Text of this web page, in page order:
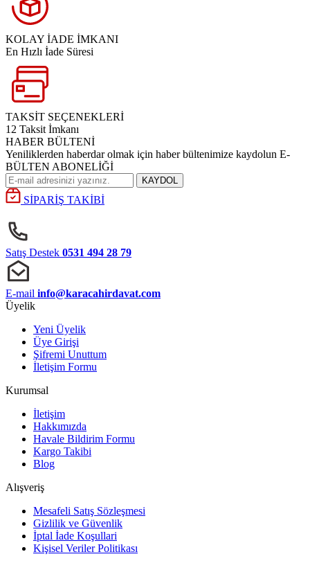
KOLAY İADE İMKANI
En Hızlı İade Süresi
TAKSİT SEÇENEKLERİ
12 Taksit İmkanı
HABER BÜLTENİ
Yeniliklerden haberdar olmak için haber bültenimize kaydolun E-
BÜLTEN ABONELİĞİ
KAYDOL
SİPARİŞ TAKİBİ
Satış Destek 0531 494 28 79
E-mail info@karacahirdavat.com
Üyelik
Yeni Üyelik
Üye Girişi
Şifremi Unuttum
İletişim Formu
Kurumsal
İletişim
Hakkımızda
Havale Bildirim Formu
Kargo Takibi
Blog
Alışveriş
Mesafeli Satış Sözleşmesi
Gizlilik ve Güvenlik
İptal İade Koşullari
Kişisel Veriler Politikası